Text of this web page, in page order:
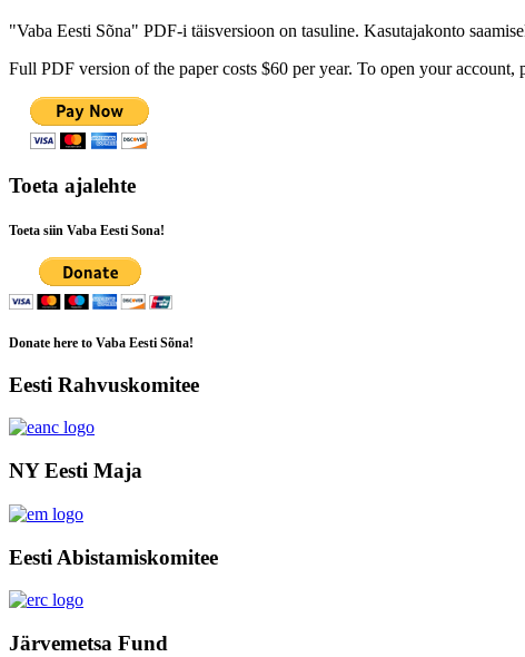
"Vaba Eesti Sõna" PDF-i täisversioon on tasuline. Kasutajakonto
Full PDF version of the paper costs $60 per year. To open your account,
Toeta ajalehte
Toeta siin Vaba Eesti Sona!
Donate here to Vaba Eesti Sõna!
Eesti Rahvuskomitee
NY Eesti Maja
Eesti Abistamiskomitee
Järvemetsa Fund